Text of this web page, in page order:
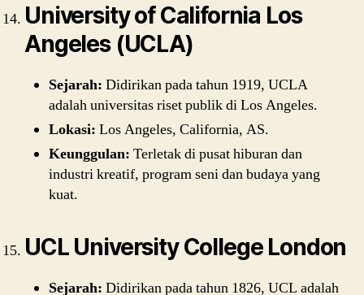
University of California Los
Angeles (UCLA)
Sejarah: Didirikan pada tahun 1919, UCLA
adalah universitas riset publik di Los Angeles.
Lokasi: Los Angeles, California, AS.
Keunggulan: Terletak di pusat hiburan dan
industri kreatif, program seni dan budaya yang
kuat.
UCL University College London
Sejarah: Didirikan pada tahun 1826, UCL adalah